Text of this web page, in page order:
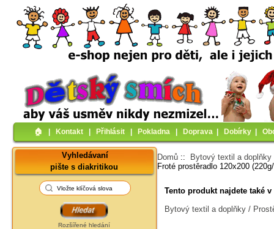
🏠︎ Kontakt Přihlásit Pokladna Doprava Dobírky
Vyhledávaní
pište s diakritikou
Rozšířené hledání
Domů :: Bytový textil a doplňky
Froté prostěradlo 120x200
Tento produkt najdete také
Bytový textil a doplňky /